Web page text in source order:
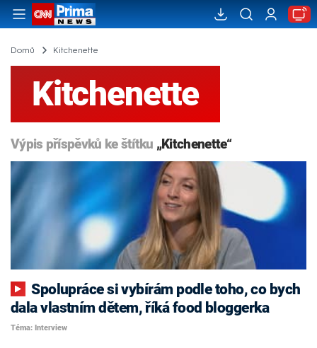
Domů Kitchenette
Kitchenette
Výpis příspěvků ke štítku „Kitchenette“
Spolupráce si vybírám podle toho, co bych
dala vlastním dětem, říká food bloggerka
Téma: Interview